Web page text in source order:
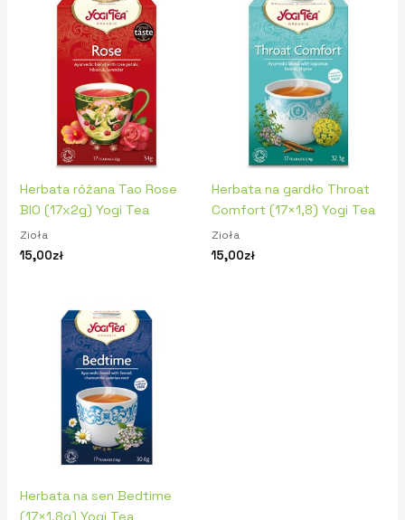
Herbata różana Tao Rose
BIO (17x2g) Yogi Tea
Zioła
15,00zł
Herbata na gardło Throat
Comfort (17×1,8) Yogi Tea
Zioła
15,00zł
Herbata na sen Bedtime
(17×1,8g) Yogi Tea